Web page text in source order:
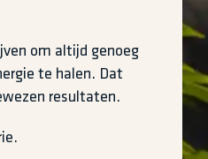
om altijd genoeg
te halen. Dat
resultaten.